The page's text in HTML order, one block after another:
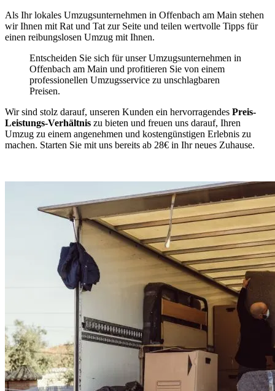
Als Ihr lokales Umzugsunternehmen in Offenbach am Main stehen
wir Ihnen mit Rat und Tat zur Seite und teilen wertvolle Tipps für
einen reibungslosen Umzug mit Ihnen.
Entscheiden Sie sich für unser Umzugsunternehmen in
Offenbach am Main und profitieren Sie von einem
professionellen Umzugsservice zu unschlagbaren
Preisen.
Wir sind stolz darauf, unseren Kunden ein hervorragendes Preis-
Leistungs-Verhältnis zu bieten und freuen uns darauf, Ihren
Umzug zu einem angenehmen und kostengünstigen Erlebnis zu
machen. Starten Sie mit uns bereits ab 28€ in Ihr neues Zuhause.